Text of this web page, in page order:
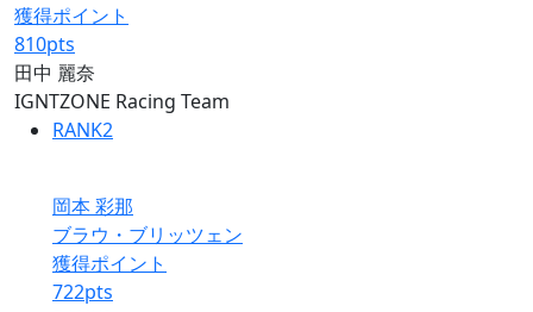
獲得ポイント
810pts
田中 麗奈
IGNTZONE Racing Team
RANK2
岡本 彩那
ブラウ・ブリッツェン
獲得ポイント
722pts